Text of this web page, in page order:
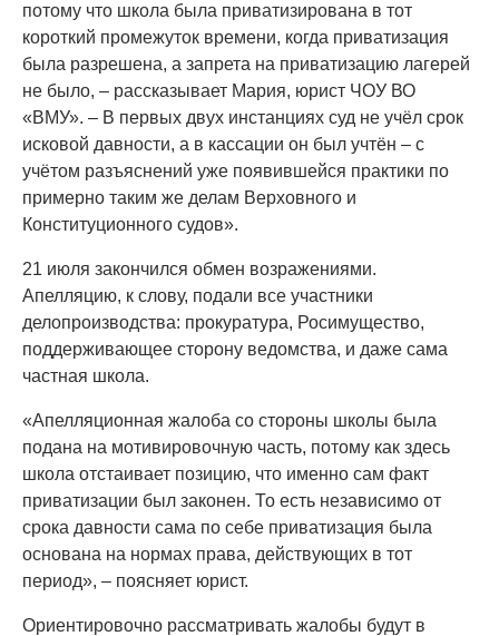
потому что школа была приватизирована в тот
короткий промежуток времени, когда приватизация
была разрешена, а запрета на приватизацию лагерей
не было, – рассказывает Мария, юрист ЧОУ ВО
«ВМУ». – В первых двух инстанциях суд не учёл срок
исковой давности, а в кассации он был учтён – с
учётом разъяснений уже появившейся практики по
примерно таким же делам Верховного и
Конституционного судов».
21 июля закончился обмен возражениями.
Апелляцию, к слову, подали все участники
делопроизводства: прокуратура, Росимущество,
поддерживающее сторону ведомства, и даже сама
частная школа.
«Апелляционная жалоба со стороны школы была
подана на мотивировочную часть, потому как здесь
школа отстаивает позицию, что именно сам факт
приватизации был законен. То есть независимо от
срока давности сама по себе приватизация была
основана на нормах права, действующих в тот
период», – поясняет юрист.
Ориентировочно рассматривать жалобы будут в